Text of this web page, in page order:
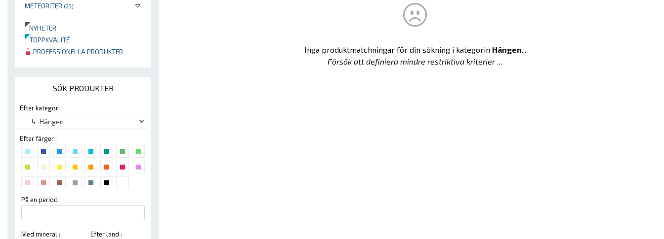
METEORITER (23)
NYHETER
TOPPKVALITÉ
PROFESSIONELLA PRODUKTER
SÖK PRODUKTER
Efter kategori :
Efter färger :
På en period :
Med mineral : Efter land :
Inga produktmatchningar för din sökning i kategorin Hängen...
Försök att definiera mindre restriktiva kriterier ...